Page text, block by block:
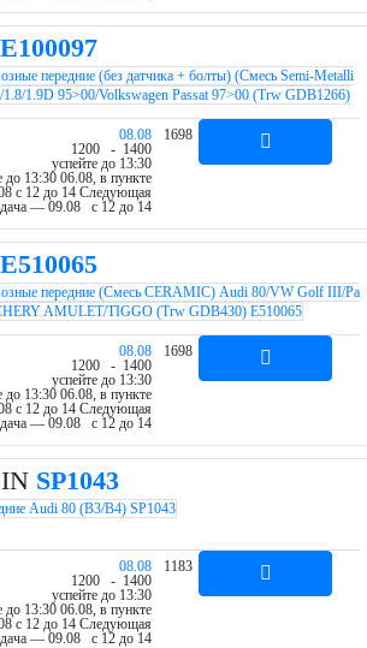
E100097
передние (без датчика + болты) (Смесь Semi-Metalli
1.9D 95>00/Volkswagen Passat 97>00 (Trw GDB1266)
08.08
1200 - 1400
успейте до 13:30
до 13:30 06.08, в пункте
c 12 до 14 Следующая
— 09.08 c 12 до 14
1698
E510065
передние (Смесь CERAMIC) Audi 80/VW Golf III/Pa
AMULET/TIGGO (Trw GDB430) E510065
08.08
1200 - 1400
успейте до 13:30
до 13:30 06.08, в пункте
c 12 до 14 Следующая
— 09.08 c 12 до 14
1698
SP1043
Audi 80 (B3/B4) SP1043
08.08
1200 - 1400
успейте до 13:30
до 13:30 06.08, в пункте
c 12 до 14 Следующая
— 09.08 c 12 до 14
1183